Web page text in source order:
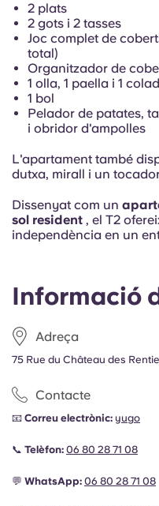
Informació
Adreça
75 Rue du Château des
Contacte
📧 Correu electrònic: yugo
📞 Telèfon: 06 80 28 71 08
💬 WhatsApp: 06 80 28 71 08
2 plats
2 gots i 2 tasses
Joc complet de
total)
Organitzador de
1 olla, 1 paella i 1
1 bol
Pelador de patates,
i obridor d'ampolles
L'apartament també
dutxa, mirall i un
Dissenyat com un
sol resident , el T2
independència en un